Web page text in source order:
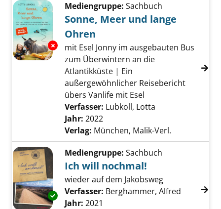
Exemplar-Details von Sonne, Meer und
Mediengruppe: Sachbuch
Sonne, Meer und lange
Ohren
mit Esel Jonny im ausgebauten Bus
zum Überwintern an die
Atlantikküste | Ein
außergewöhnlicher Reisebericht
übers Vanlife mit Esel
Verfasser: Lubkoll, Lotta
Jahr: 2022
Verlag: München, Malik-Verl.
Exemplar-Details von Ich will nochmal!
Mediengruppe: Sachbuch
Ich will nochmal!
wieder auf dem Jakobsweg
Verfasser: Berghammer, Alfred Suche
Jahr: 2021